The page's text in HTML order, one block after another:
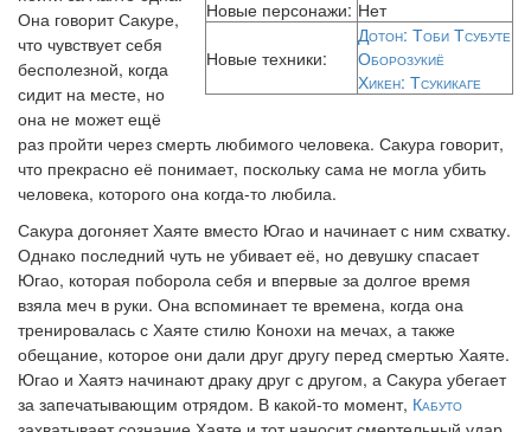
Новые персонажи: Нет
Новые техники:
Дотон: Тоби Тсубуте
Оборозукиё
Хикен: Тсукикаге
Она говорит Сакуре,
что чувствует себя
бесполезной, когда
сидит на месте, но
она не может ещё
раз пройти через смерть любимого человека. Сакура говорит,
что прекрасно её понимает, поскольку сама не могла убить
человека, которого она когда-то любила.
Сакура догоняет Хаяте вместо Югао и начинает с ним схватку.
Однако последний чуть не убивает её, но девушку спасает
Югао, которая поборола себя и впервые за долгое время
взяла меч в руки. Она вспоминает те времена, когда она
тренировалась с Хаяте стилю Конохи на мечах, а также
обещание, которое они дали друг другу перед смертью Хаяте.
Югао и Хаятэ начинают драку друг с другом, а Сакура убегает
за запечатывающим отрядом. В какой-то момент, Кабуто